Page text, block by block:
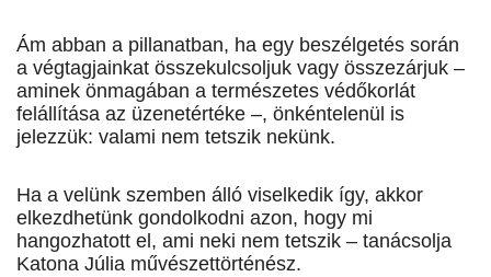
Ám abban a pillanatban, ha egy beszélgetés során
a végtagjainkat összekulcsoljuk vagy összezárjuk –
aminek önmagában a természetes védőkorlát
felállítása az üzenetértéke –, önkéntelenül is
jelezzük: valami nem tetszik nekünk.
Ha a velünk szemben álló viselkedik így, akkor
elkezdhetünk gondolkodni azon, hogy mi
hangozhatott el, ami neki nem tetszik – tanácsolja
Katona Júlia művészettörténész.